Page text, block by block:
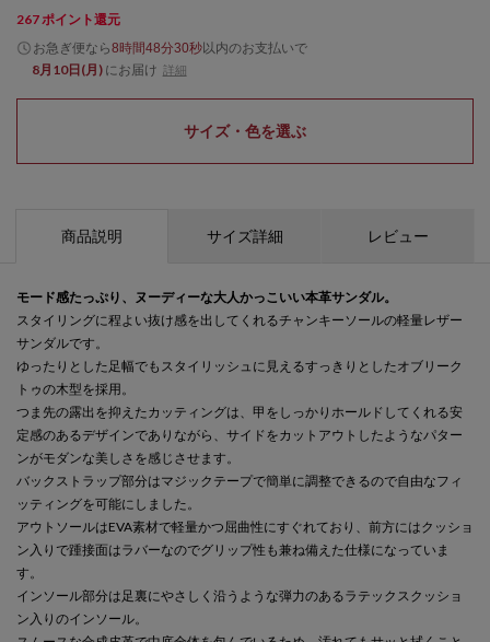
267 ポイント還元
お急ぎ便なら8時間48分30秒以内のお支払いで
8月10日(月) にお届け 詳細
サイズ・色を選ぶ
商品説明 サイズ詳細 レビュー
モード感たっぷり、ヌーディーな大人かっこいい本革サンダル。
スタイリングに程よい抜け感を出してくれるチャンキーソールの軽量レザー
サンダルです。
ゆったりとした足幅でもスタイリッシュに見えるすっきりとしたオブリーク
トゥの木型を採用。
つま先の露出を抑えたカッティングは、甲をしっかりホールドしてくれる安
定感のあるデザインでありながら、サイドをカットアウトしたようなパター
ンがモダンな美しさを感じさせます。
バックストラップ部分はマジックテープで簡単に調整できるので自由なフィ
ッティングを可能にしました。
アウトソールはEVA素材で軽量かつ屈曲性にすぐれており、前方にはクッショ
ン入りで踵接面はラバーなのでグリップ性も兼ね備えた仕様になっていま
す。
インソール部分は足裏にやさしく沿うような弾力のあるラテックスクッショ
ン入りのインソール。